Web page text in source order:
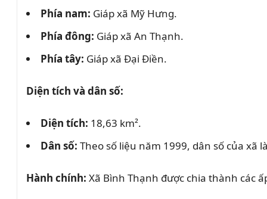
Phía nam: Giáp xã Mỹ Hưng.
Phía đông: Giáp xã An Thạnh.
Phía tây: Giáp xã Đại Điền.
Diện tích và dân số:
Diện tích: 18,63 km².
Dân số: Theo số liệu năm 1999, dân số của xã
Hành chính: Xã Bình Thạnh được chia thành các